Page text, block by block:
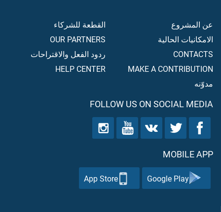
عن المشروع
الامكانيات الحالية
CONTACTS
MAKE A CONTRIBUTION
مدوّنه
القطعة للشركاء
OUR PARTNERS
ردود الفعل والاقتراحات
HELP CENTER
FOLLOW US ON SOCIAL MEDIA
MOBILE APP
Google Play
App Store